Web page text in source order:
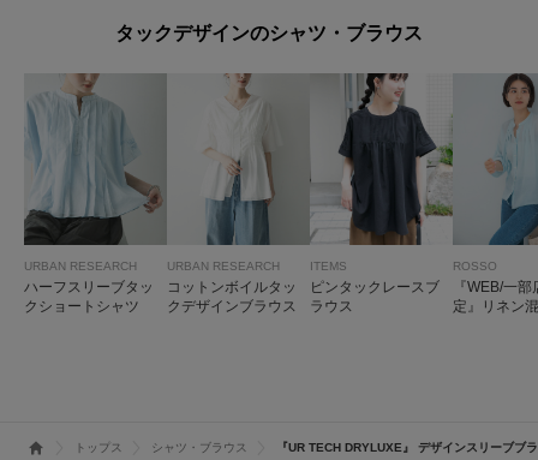
タックデザインのシャツ・ブラウス
URBAN RESEARCH
ハーフスリーブタッ
クショートシャツ
URBAN RESEARCH
コットンボイルタッ
クデザインブラウス
ITEMS
ピンタックレースブ
ラウス
ROSSO
『WEB/一
定』リネン
トップス シャツ・ブラウス 『UR TECH DRYLUXE』 デザインスリーブブ